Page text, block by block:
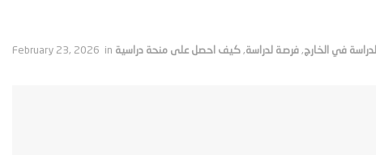
February 23, 2026 in الدراسة في الخارج, فرصة لدراسة, كيف احصل على منحة دراسية